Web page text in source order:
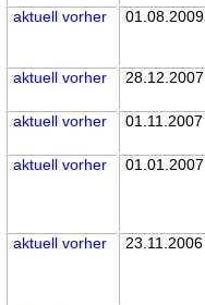
aktuell vorher 01.08.2009
aktuell vorher 28.12.2007
aktuell vorher 01.11.2007
aktuell vorher 01.01.2007
aktuell vorher 23.11.2006